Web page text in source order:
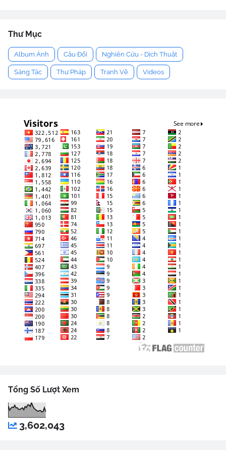
Thư Mục
Album Ảnh Câu Đối Nghiên Cứu - Dịch Thuật
Sáng Tác Thư Pháp Tranh Vẽ Videos
Tổng Số Lượt Xem
3,602,043